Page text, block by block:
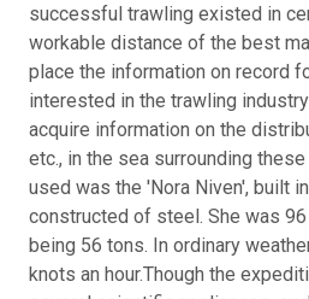
successful trawling existed in
workable distance of the best
place the information on record
interested in the trawling
acquire information on the
etc., in the sea surrounding
used was the 'Nora Niven', built
constructed of steel. She was
being 56 tons. In ordinary
knots an hour.Though the